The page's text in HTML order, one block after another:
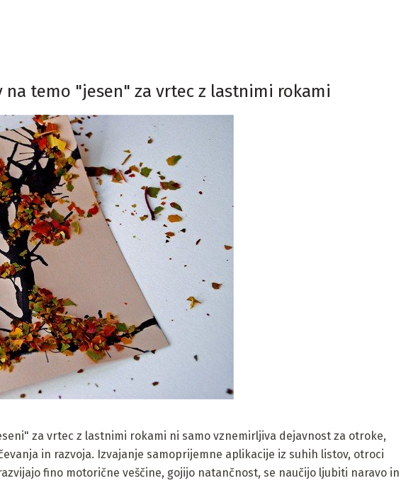
na temo "jesen" za vrtec z lastnimi rokami
za vrtec z lastnimi rokami ni samo vznemirljiva dejavnost za otroke,
in razvoja. Izvajanje samoprijemne aplikacije iz suhih listov, otroci
fino motorične veščine, gojijo natančnost, se naučijo ljubiti naravo in